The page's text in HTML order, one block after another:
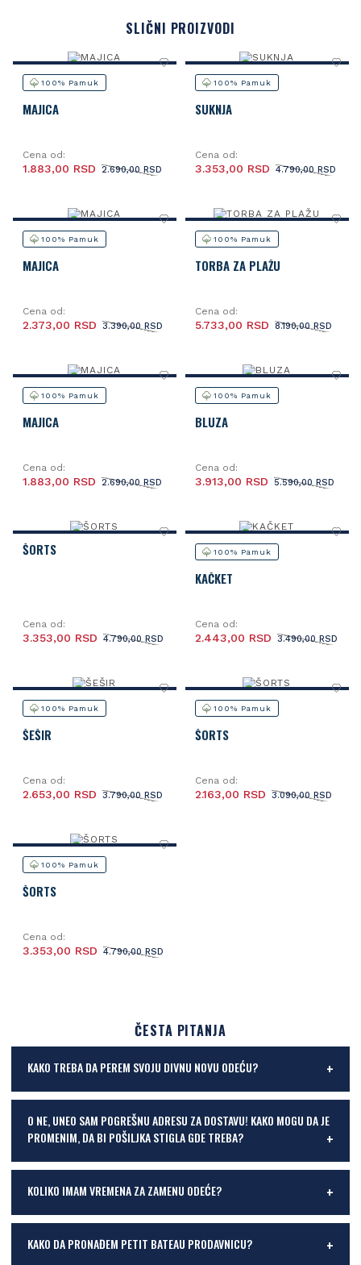
SLIČNI PROIZVODI
100% Pamuk
MAJICA
Cena od:
2.690,00 RSD
1.883,00 RSD
100% Pamuk
SUKNJA
Cena od:
4.790,00 RSD
3.353,00 RSD
100% Pamuk
MAJICA
Cena od:
3.390,00 RSD
2.373,00 RSD
100% Pamuk
TORBA ZA PLAŽU
Cena od:
8.190,00 RSD
5.733,00 RSD
100% Pamuk
MAJICA
Cena od:
2.690,00 RSD
1.883,00 RSD
100% Pamuk
BLUZA
Cena od:
5.590,00 RSD
3.913,00 RSD
ŠORTS
Cena od:
4.790,00 RSD
3.353,00 RSD
100% Pamuk
KAČKET
Cena od:
3.490,00 RSD
2.443,00 RSD
100% Pamuk
ŠEŠIR
Cena od:
3.790,00 RSD
2.653,00 RSD
100% Pamuk
ŠORTS
Cena od:
3.090,00 RSD
2.163,00 RSD
100% Pamuk
ŠORTS
Cena od:
4.790,00 RSD
3.353,00 RSD
ČESTA PITANJA
KAKO TREBA DA PEREM SVOJU DIVNU NOVU ODEĆU?
O NE, UNEO SAM POGREŠNU ADRESU ZA DOSTAVU! KAKO MOGU DA JE
PROMENIM, DA BI POŠILJKA STIGLA GDE TREBA?
KOLIKO IMAM VREMENA ZA ZAMENU ODEĆE?
KAKO DA PRONAĐEM PETIT BATEAU PRODAVNICU?